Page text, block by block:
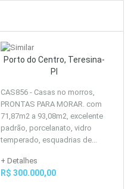
Porto do Centro, Teresina-
PI
CAS856 - Casas no morros,
PRONTAS PARA MORAR. com
71,87m2 a 93,08m2, excelente
padrão, porcelanato, vidro
temperado, esquadrias de...
+ Detalhes
R$ 300.000,00